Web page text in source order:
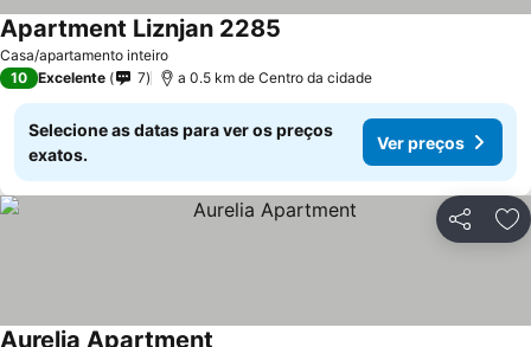
Casa/apartamento inteiro
Apartment Liznjan 2285
10 Excelente 7 a 0.5 km de Centro da cidade
Selecione as datas para ver os preços
exatos.
Ver preços
Partilhar
Aurelia Apartment